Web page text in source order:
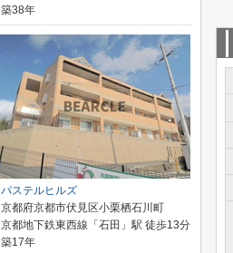
築38年
パステルヒルズ
京都府京都市伏見区小栗栖石川町
京都地下鉄東西線「石田」駅 徒歩13分
築17年